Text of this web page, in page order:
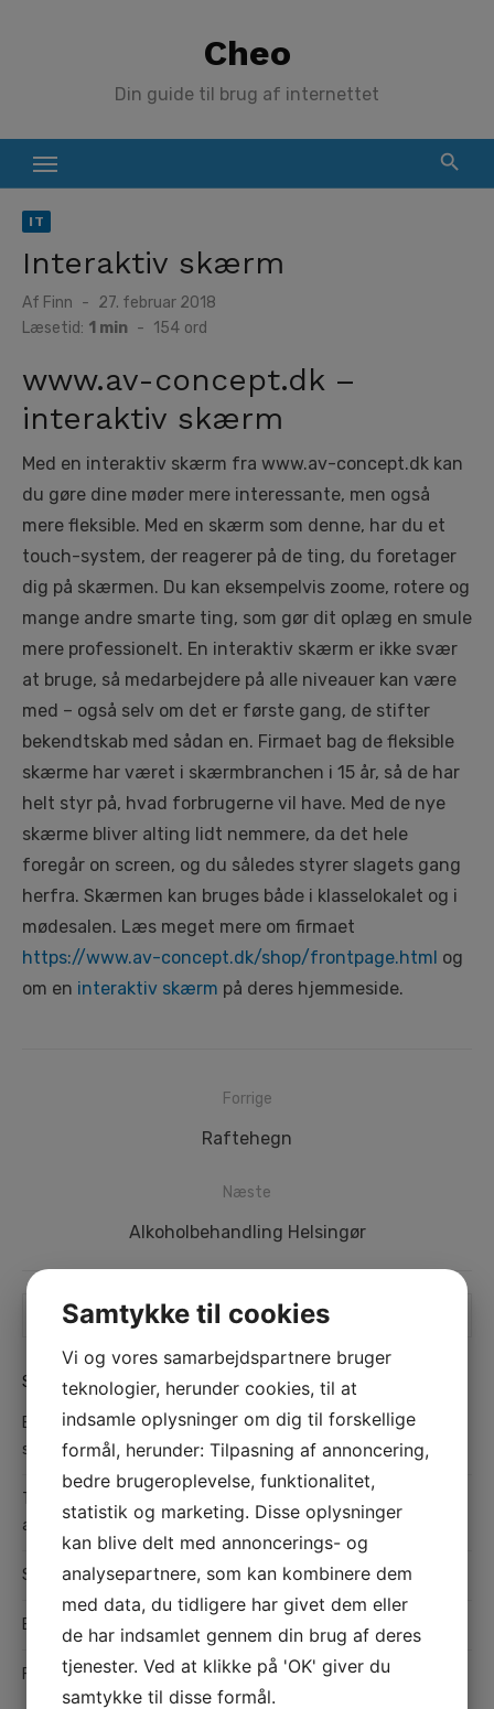
Cheo
Din guide til brug af internettet
IT
Interaktiv skærm
Af Finn
Posted
on
27. februar 2018
Læsetid: 1 min - 154 ord
www.av-concept.dk –
interaktiv skærm
Med en interaktiv skærm fra www.av-concept.dk kan
du gøre dine møder mere interessante, men også
mere fleksible. Med en skærm som denne, har du et
touch-system, der reagerer på de ting, du foretager
dig på skærmen. Du kan eksempelvis zoome, rotere og
mange andre smarte ting, som gør dit oplæg en smule
mere professionelt. En interaktiv skærm er ikke svær
at bruge, så medarbejdere på alle niveauer kan være
med – også selv om det er første gang, de stifter
bekendtskab med sådan en. Firmaet bag de fleksible
skærme har været i skærmbranchen i 15 år, så de har
helt styr på, hvad forbrugerne vil have. Med de nye
skærme bliver alting lidt nemmere, da det hele
foregår on screen, og du således styrer slagets gang
herfra. Skærmen kan bruges både i klasselokalet og i
mødesalen. Læs meget mere om firmaet
https://www.av-concept.dk/shop/frontpage.html og
om en interaktiv skærm på deres hjemmeside.
Indlægsnavigation
Forrige
Forrige
Raftehegn
Næste
Næste
Alkoholbehandling Helsingør
Search
SENESTE INDLÆG
Bosch Brønderslev – Din lokale ekspert i kvalitetsværktøj og
service
Teltudlejning i København: Fleksible og praktiske løsninger til
alle typer arrangementer
Sådan finder du det bedste værksted i Odense til din bil
Effektiv hårfjerning med sugaring
Find den rette maler i Hedensted til kvalitetsmalerarbejde
Samtykke til cookies
Vi og vores samarbejdspartnere bruger
teknologier, herunder cookies, til at
indsamle oplysninger om dig til forskellige
formål, herunder: Tilpasning af annoncering,
bedre brugeroplevelse, funktionalitet,
statistik og marketing. Disse oplysninger
kan blive delt med annoncerings- og
analysepartnere, som kan kombinere dem
med data, du tidligere har givet dem eller
de har indsamlet gennem din brug af deres
tjenester. Ved at klikke på 'OK' giver du
samtykke til disse formål.